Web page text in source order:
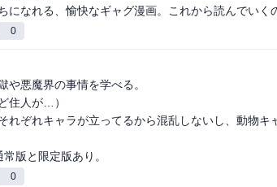
になれる、愉快なギャグ漫画。これから読んでいく
0
や悪魔界の事情を学べる。
住人が…）
れぞれキャラが立ってるから混乱しないし、動物キ
版と限定版あり。
0